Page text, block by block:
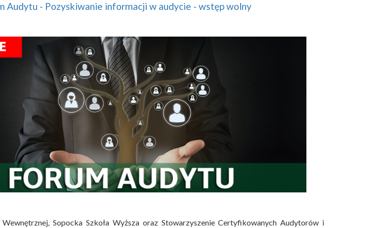
Audytu - Pozyskiwanie informacji w audycie - wstęp wolny
Sopocka Szkoła Wyższa oraz Stowarzyszenie Certyfikowanych Audytorów i